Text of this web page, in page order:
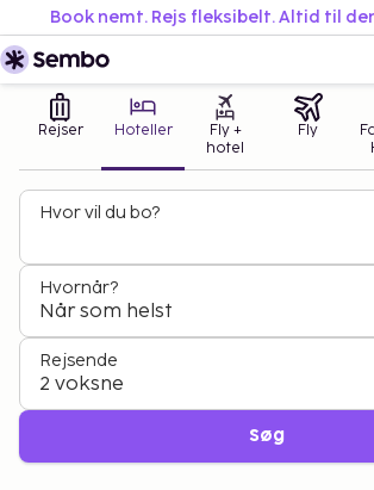
Book nemt. Rejs fleksibelt. Altid til
Rejser Hoteller
Fly +
hotel
Fly
Hvor vil du bo?
Hvornår?
Når som helst
Rejsende
2 voksne
Søg